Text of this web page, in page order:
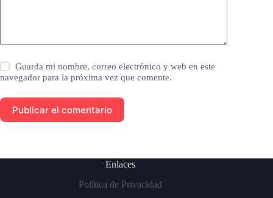
Guarda mi nombre, correo electrónico y web en este
navegador para la próxima vez que comente.
Publicar el comentario
Enlaces
Política de Privacidad